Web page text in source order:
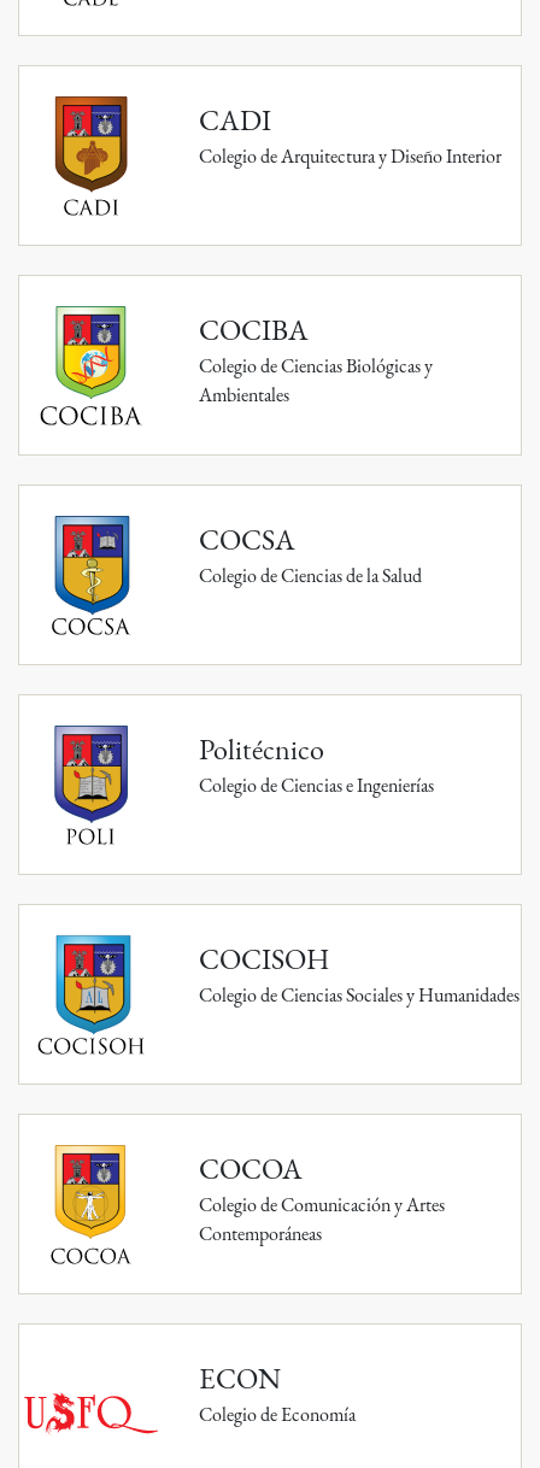
CADI
Colegio de Arquitectura y Diseño Interior
COCIBA
Colegio de Ciencias Biológicas y
Ambientales
COCSA
Colegio de Ciencias de la Salud
Politécnico
Colegio de Ciencias e Ingenierías
COCISOH
Colegio de Ciencias Sociales y Humanidades
COCOA
Colegio de Comunicación y Artes
Contemporáneas
ECON
Colegio de Economía